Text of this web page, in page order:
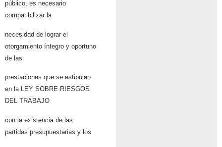
público, es necesario
compatibilizar la
necesidad de lograr el
otorgamiento íntegro y oportuno
de las
prestaciones que se estipulan
en la LEY SOBRE RIESGOS
DEL TRABAJO
con la existencia de las
partidas presupuestarias y los